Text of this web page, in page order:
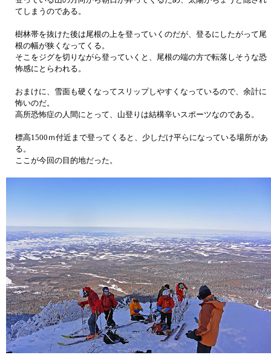
てしまうのである。
樹林帯を抜けた後は尾根の上を登っていくのだが、登るにしたがって尾
根の幅が狭くなってくる。
そこをジグを切りながら登っていくと、尾根の端の方で転落しそうな恐
怖感にとらわれる。
おまけに、雪面も硬くなってスリップしやすくなっているので、余計に
怖いのだ。
高所恐怖症の人間にとって、山登りは結構辛いスポーツなのである。
標高1500ｍ付近まで登ってくると、少しだけ平らになっている場所があ
る。
ここが今回の目的地だった。